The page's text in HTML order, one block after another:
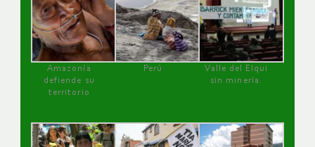
Amazonía
defiende su
territorio
Perú
Valle del Elqui
sin minería.